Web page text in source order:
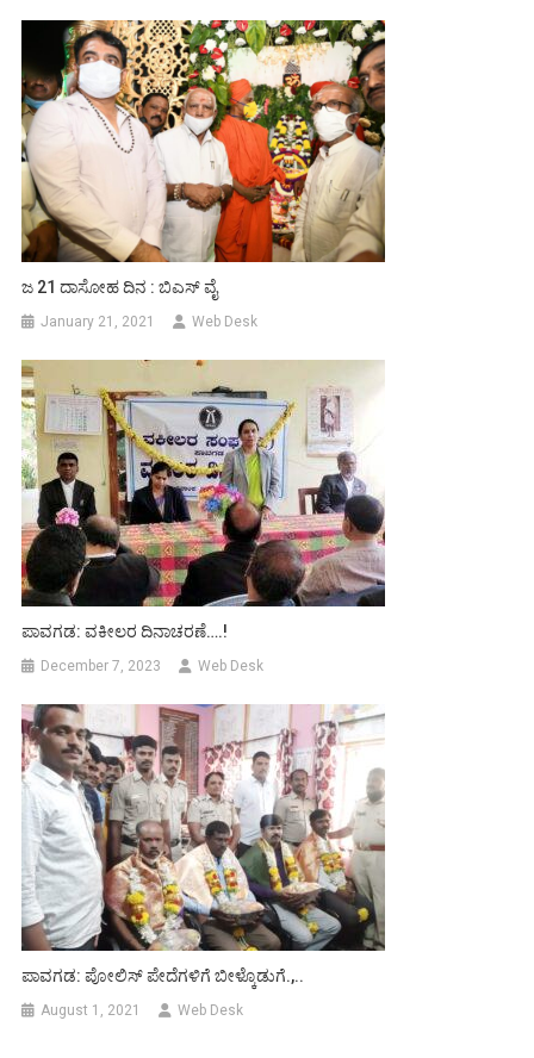
ಜ 21 ದಾಸೋಹ ದಿನ : ಬಿಎಸ್ ವೈ
January 21, 2021 Web Desk
ಪಾವಗಡ: ವಕೀಲರ ದಿನಾಚರಣೆ….!
December 7, 2023 Web Desk
ಪಾವಗಡ: ಪೋಲಿಸ್ ಪೇದೆಗಳಿಗೆ ಬೀಳ್ಕೊಡುಗೆ.,..
August 1, 2021 Web Desk